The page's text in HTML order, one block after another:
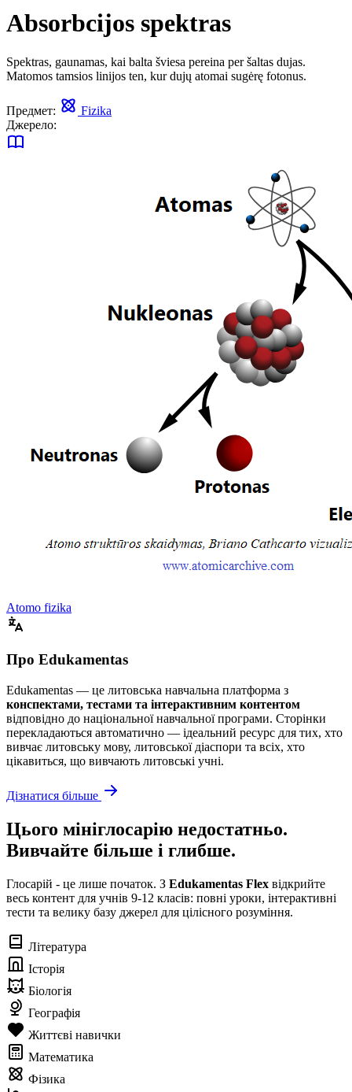
Absorbcijos spektras
Spektras, gaunamas, kai balta šviesa pereina per šaltas dujas.
Matomos tamsios linijos ten, kur dujų atomai sugėrę fotonus.
Предмет:
Fizika
Джерело:
Atomo fizika
Про Edukamentas
Edukamentas — це литовська навчальна платформа з
конспектами, тестами та інтерактивним контентом
відповідно до національної навчальної програми. Сторінки
перекладаються автоматично — ідеальний ресурс для тих, хто
вивчає литовську мову, литовської діаспори та всіх, хто
цікавиться, що вивчають литовські учні.
Дізнатися більше
Цього мініглосарію недостатньо.
Вивчайте більше і глибше.
Глосарій - це лише початок. З Edukamentas Flex відкрийте
весь контент для учнів 9-12 класів: повні уроки, інтерактивні
тести та велику базу джерел для цілісного розуміння.
Література
Історія
Біологія
Географія
Життєві навички
Математика
Фізика